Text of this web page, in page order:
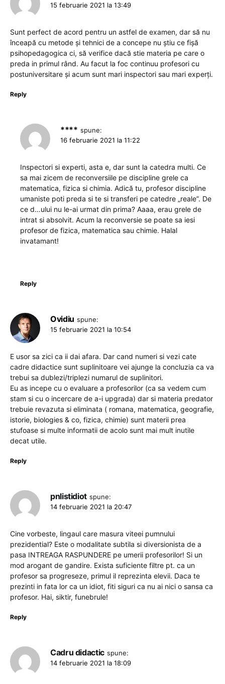
15 februarie 2021 la 13:49
Sunt perfect de acord pentru un astfel de examen, dar să nu
înceapă cu metode și tehnici de a concepe nu știu ce fișă
psihopedagogica ci, să verifice dacă stie materia pe care o
preda in primul rând. Au facut la foc continuu profesori cu
postuniversitare și acum sunt mari inspectori sau mari experți.
Reply
**** spune:
16 februarie 2021 la 11:22
Inspectori si experti, asta e, dar sunt la catedra multi. Ce
sa mai zicem de reconversiile pe discipline grele ca
matematica, fizica si chimia. Adică tu, profesor discipline
umaniste poti preda si te si transferi pe catedre „reale”. De
ce d…ului nu le-ai urmat din prima? Aaaa, erau grele de
intrat si absolvit. Acum la reconversie se poate sa iesi
profesor de fizica, matematica sau chimie. Halal
invatamant!
Reply
Ovidiu spune:
15 februarie 2021 la 10:54
E usor sa zici ca ii dai afara. Dar cand numeri si vezi cate
cadre didactice sunt suplinitoare vei ajunge la concluzia ca va
trebui sa dublezi/triplezi numarul de suplinitori.
Eu as incepe cu o evaluare a profesorilor (ca sa vedem cum
stam si cu o incercare de a-i upgrada) dar si materia predator
trebuie revazuta si eliminata ( romana, matematica, geografie,
istorie, biologies & co, fizica, chimie) sunt materii prea
stufoase si multe informatii de acolo sunt mai mult inutile
decat utile.
Reply
pnlistidiot spune:
14 februarie 2021 la 20:47
Cine vorbeste, lingaul care masura viteei pumnului
prezidential? Este o modalitate subtila si diversionista de a
pasa INTREAGA RASPUNDERE pe umerii profesorilor! Si un
mod arogant de gandire. Exista suficiente filtre pt. ca un
profesor sa progreseze, primul il reprezinta elevii. Daca te
prezinti in fata lor ca un idiot, fiti siguri ca nu ai nici o sansa ca
profesor. Hai, siktir, funebrule!
Reply
Cadru didactic spune:
14 februarie 2021 la 18:09